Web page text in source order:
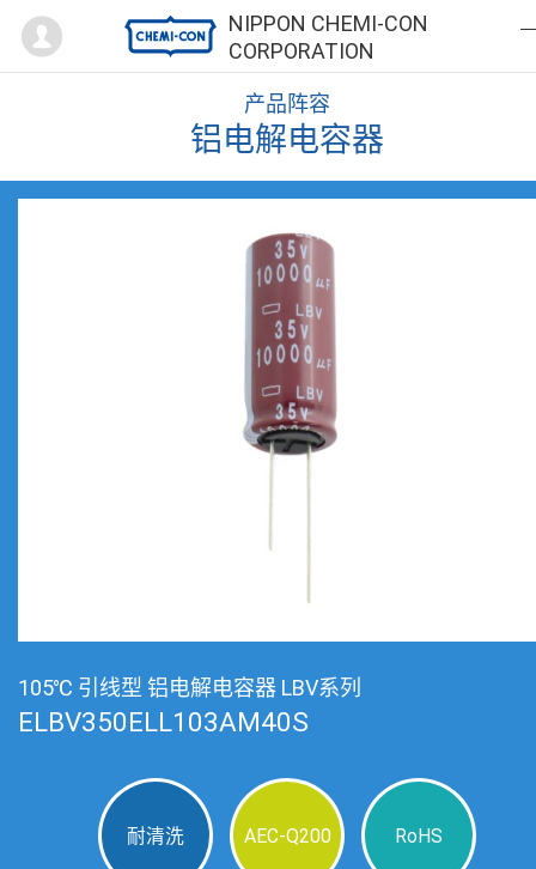
NIPPON CHEMI-CON
CORPORATION
Mypage
产品阵容
铝电解电容器
105℃ 引线型 铝电解电容器 LBV系列
ELBV350ELL103AM40S
耐清洗 AEC-Q200 RoHS